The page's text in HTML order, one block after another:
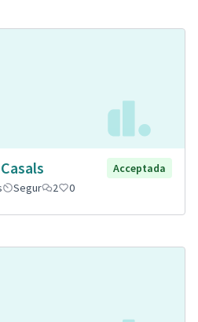
Acceptada
Segur 2 0